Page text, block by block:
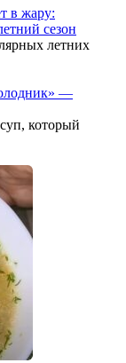
в жару:
сезон
летних
—
который